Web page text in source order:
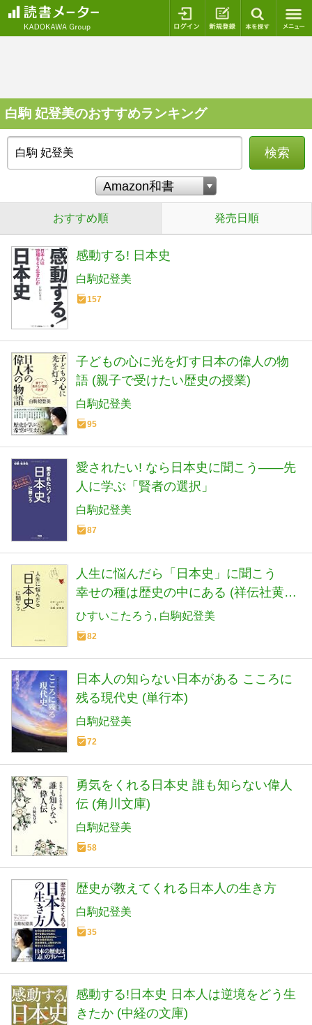
ログイン 新規登録
白駒 妃登美のおすすめランキング
検索
おすすめ順 発売日順
感動する! 日本史
白駒妃登美
157
子どもの心に光を灯す日本の偉人の物
語 (親子で受けたい歴史の授業)
白駒妃登美
95
愛されたい! なら日本史に聞こう――先
人に学ぶ「賢者の選択」
白駒妃登美
87
人生に悩んだら「日本史」に聞こう
幸せの種は歴史の中にある (祥伝社黄金
文庫)
ひすいこたろう 白駒妃登美
82
日本人の知らない日本がある こころに
残る現代史 (単行本)
白駒妃登美
72
勇気をくれる日本史 誰も知らない偉人
伝 (角川文庫)
白駒妃登美
58
歴史が教えてくれる日本人の生き方
白駒妃登美
35
感動する!日本史 日本人は逆境をどう生
きたか (中経の文庫)